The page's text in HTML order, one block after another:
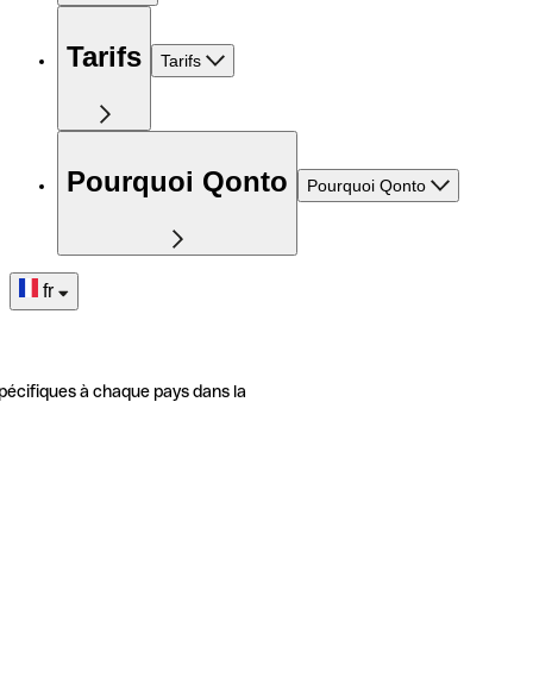
Tarifs Tarifs
Pourquoi Qonto Pourquoi Qonto
fr
à chaque pays dans la